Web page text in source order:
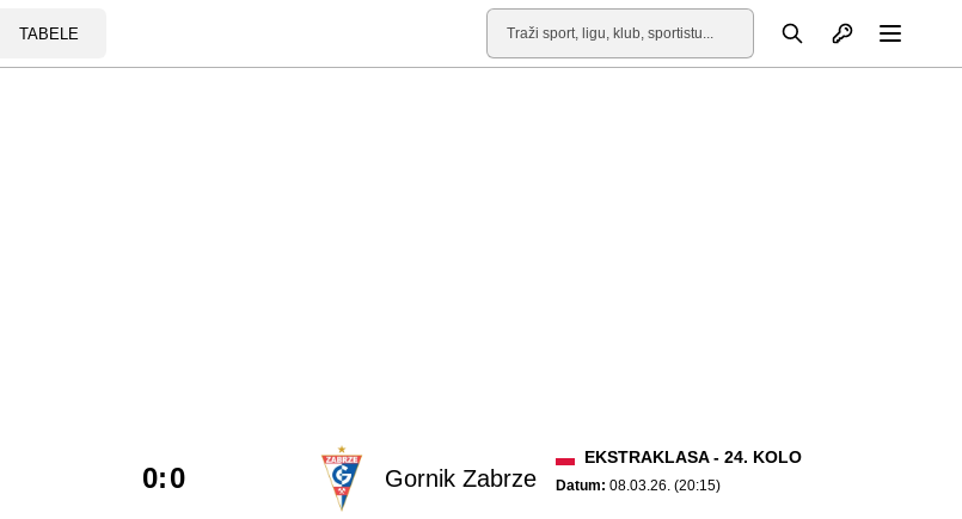
TABELE
Pretraga Otvori profil
Gornik Zabrze
0:0
EKSTRAKLASA - 24. KOLO
Datum: 08.03.26. (20:15)